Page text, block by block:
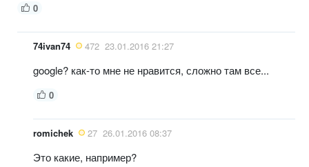
0
74ivan74 472 23.01.2016 21:27
google? как-то мне не нравится, сложно там все...
0
romichek 27 26.01.2016 08:37
Это какие, например?